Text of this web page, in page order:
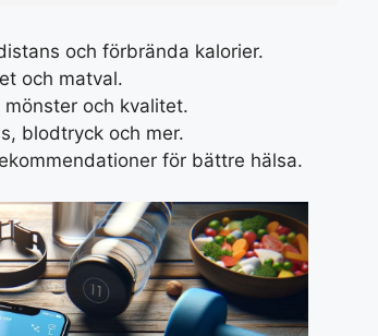
och förbrända kalorier.
och matval.
och kvalitet.
blodtryck och mer.
för bättre hälsa.